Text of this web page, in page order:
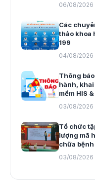
06/08/2026
Các
thảo khoa
199
04/08/2026
Thông
hành,
mềm HIS
03/08/2026
Tổ chức
lượng mã
chữa bệnh
03/08/2026